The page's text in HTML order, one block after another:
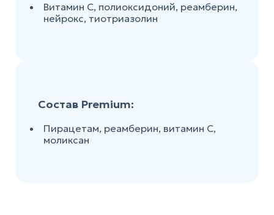
Витамин С, полиоксидоний, реамберин,
нейрокс, тиотриазолин
Состав Premium:
Пирацетам, реамберин, витамин С,
моликсан